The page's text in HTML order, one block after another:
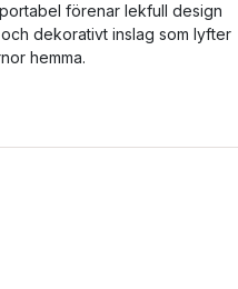
förenar lekfull design
dekorativt inslag som lyfter
hemma.